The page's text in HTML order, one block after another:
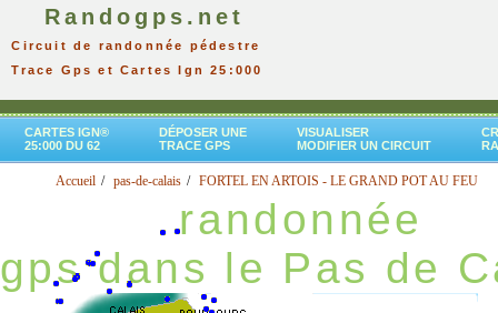
Randogps.net
Circuit de randonnée pédestre
Trace Gps et Cartes Ign 25:000
CARTES IGN®
25:000 DU 62
DÉPOSER UNE
TRACE GPS
VISUALISER
MODIFIER UN CIRCUIT
Accueil pas-de-calais FORTEL EN ARTOIS - LE GRAND POT AU FEU
randonnée
gps dans le Pas de